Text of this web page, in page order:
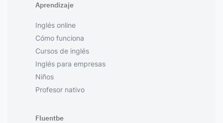
Aprendizaje
Inglés online
Cómo funciona
Cursos de inglés
Inglés para empresas
Niños
Profesor nativo
Fluentbe